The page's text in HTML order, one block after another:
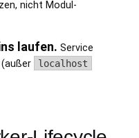
nicht Modul-
laufen. Service
localhost